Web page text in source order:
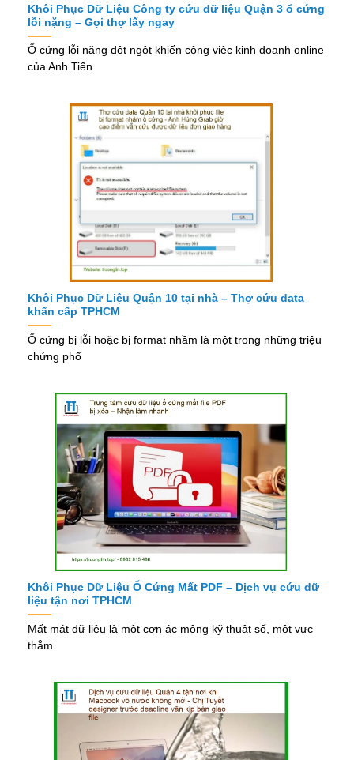
Khôi Phục Dữ Liệu Công ty cứu dữ liệu Quận 3 ổ cứng
lỗi nặng – Gọi thợ lấy ngay
Ổ cứng lỗi nặng đột ngột khiến công việc kinh doanh online
của Anh Tiến
Khôi Phục Dữ Liệu Quận 10 tại nhà – Thợ cứu data
khẩn cấp TPHCM
Ổ cứng bị lỗi hoặc bị format nhầm là một trong những triệu
chứng phổ
Khôi Phục Dữ Liệu Ổ Cứng Mất PDF – Dịch vụ cứu dữ
liệu tận nơi TPHCM
Mất mát dữ liệu là một cơn ác mộng kỹ thuật số, một vực
thẳm